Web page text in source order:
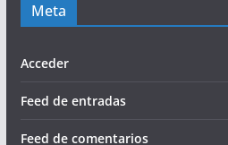
Meta
Acceder
Feed de entradas
Feed de comentarios